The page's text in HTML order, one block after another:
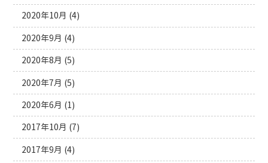
2020年10月 (4)
2020年9月 (4)
2020年8月 (5)
2020年7月 (5)
2020年6月 (1)
2017年10月 (7)
2017年9月 (4)